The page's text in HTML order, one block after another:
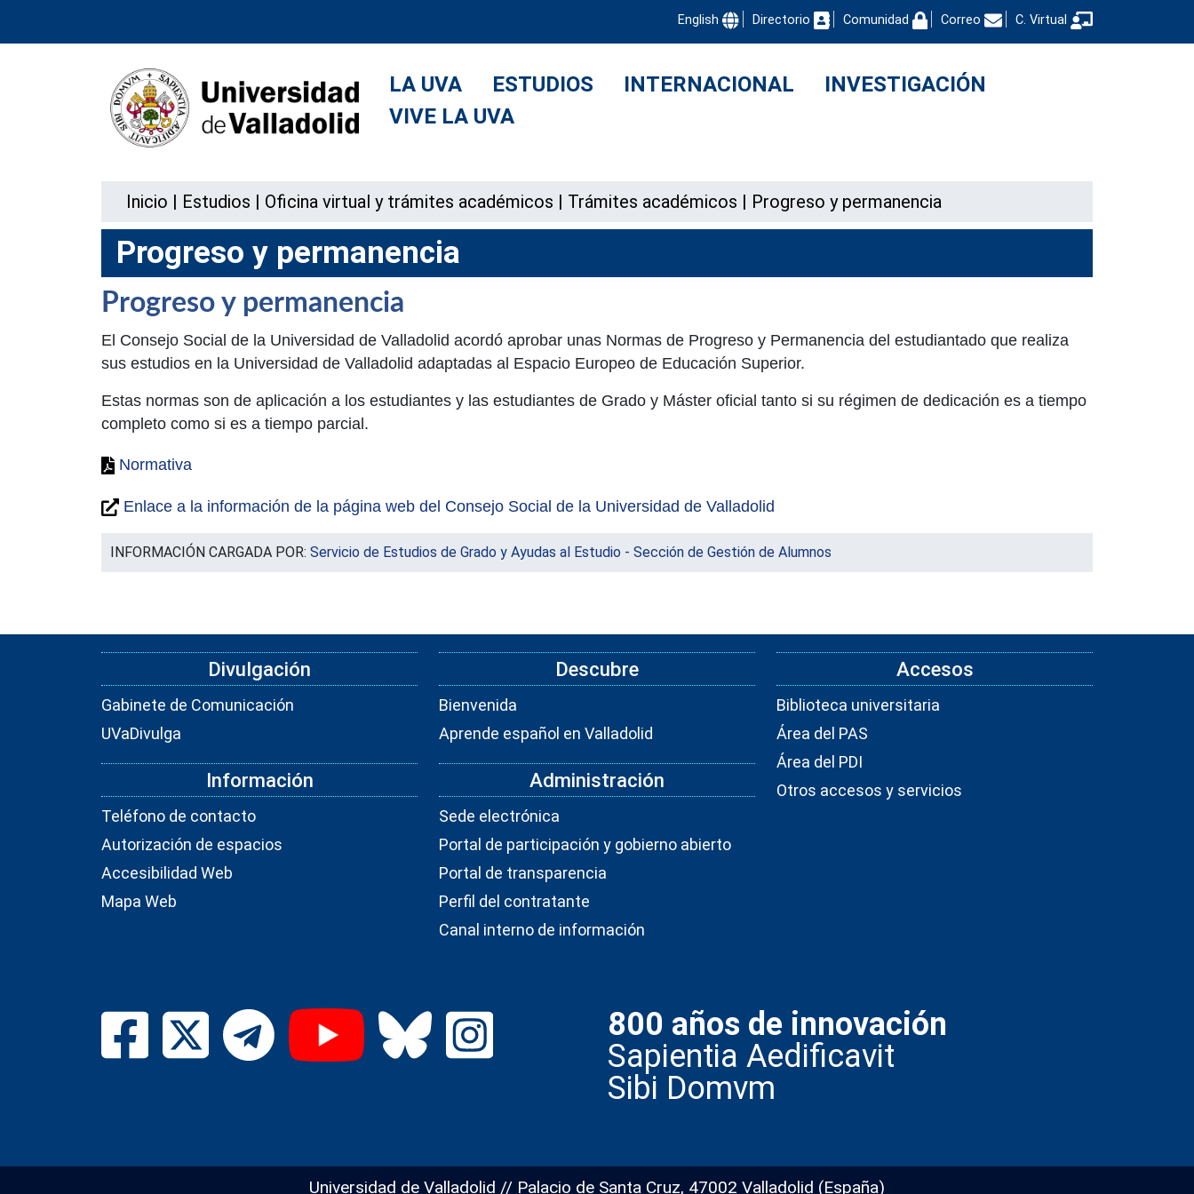
English Directorio Comunidad Correo C. Virtual
LA UVA ESTUDIOS INTERNACIONAL
INVESTIGACIÓN
VIVE LA UVA
Inicio | Estudios | Oficina virtual y trámites académicos | Trámites académicos | Progreso y permanencia
Progreso y permanencia
Progreso y permanencia
El Consejo Social de la Universidad de Valladolid acordó aprobar unas Normas de Progreso y Permanencia del estudiantado que realiza
sus estudios en la Universidad de Valladolid adaptadas al Espacio Europeo de Educación Superior.
Estas normas son de aplicación a los estudiantes y las estudiantes de Grado y Máster oficial tanto si su régimen de dedicación es a tiempo
completo como si es a tiempo parcial.
Normativa
Enlace a la información de la página web del Consejo Social de la Universidad de Valladolid
INFORMACIÓN CARGADA POR: Servicio de Estudios de Grado y Ayudas al Estudio - Sección de Gestión de Alumnos
Divulgación
Gabinete de Comunicación
UVaDivulga
Información
Teléfono de contacto
Autorización de espacios
Accesibilidad Web
Mapa Web
Descubre
Bienvenida
Aprende español en Valladolid
Administración
Sede electrónica
Portal de participación y gobierno abierto
Portal de transparencia
Perfil del contratante
Canal interno de información
Accesos
Biblioteca universitaria
Área del PAS
Área del PDI
Otros accesos y servicios
800 años de innovación
Sapientia Aedificavit
Sibi Domvm
Universidad de Valladolid // Palacio de Santa Cruz, 47002 Valladolid (España)